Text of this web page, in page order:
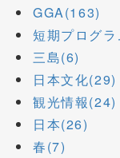
GGA(163)
短期プログ
三島(6)
日本文化(29)
観光情報(24)
日本(26)
春(7)